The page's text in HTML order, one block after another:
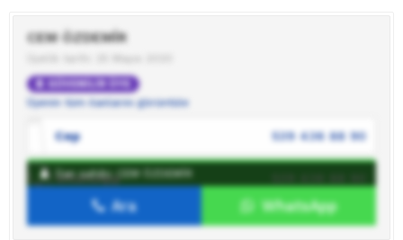
CEM ÖZDEMİR
Üyenin tüm ilanlarını görüntüle
Cep 539 436 88 90
WhatsApp
İlan sahibine mesaj gönder
İlan sahibi: CEM ÖZDEMİR
Ara WhatsApp